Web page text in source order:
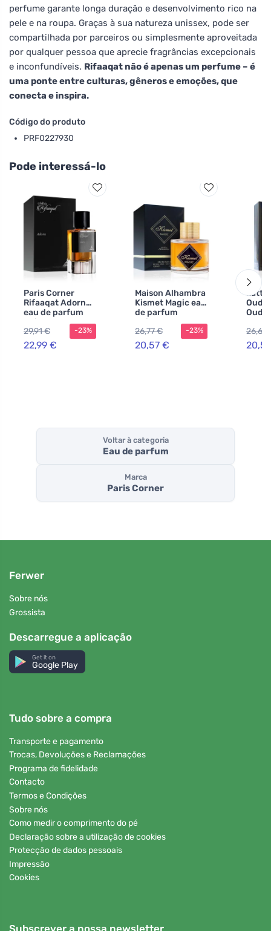
perfume garante longa duração e desenvolvimento rico na
pele e na roupa. Graças à sua natureza unissex, pode ser
compartilhada por parceiros ou simplesmente aproveitada
por qualquer pessoa que aprecie fragrâncias excepcionais
e inconfundíveis. Rifaaqat não é apenas um perfume – é
uma ponte entre culturas, gêneros e emoções, que
conecta e inspira.
Código do produto
PRF0227930
Pode interessá-lo
Paris Corner
Rifaaqat Adorn
eau de parfum
unissex 85 ml
29,91 €
22,99 €
-23%
Maison Alhambra
Kismet Magic eau
de parfum
unissex 100 ml
26,77 €
20,57 €
-23%
Oudh
Oud
100
26,67
Voltar à categoria
Eau de parfum
Marca
Paris Corner
Ferwer
Sobre nós
Grossista
Descarregue a aplicação
Get it on
Google Play
Tudo sobre a compra
Transporte e pagamento
Trocas, Devoluções e Reclamações
Programa de fidelidade
Contacto
Termos e Condições
Sobre nós
Como medir o comprimento do pé
Declaração sobre a utilização de cookies
Protecção de dados pessoais
Impressão
Cookies